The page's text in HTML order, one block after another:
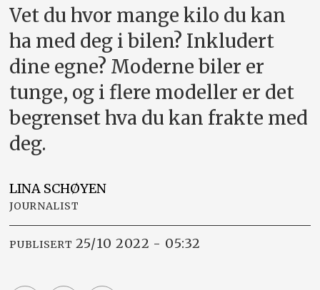
Vet du hvor mange kilo du kan
ha med deg i bilen? Inkludert
dine egne? Moderne biler er
tunge, og i flere modeller er det
begrenset hva du kan frakte med
deg.
LINA SCHØYEN
JOURNALIST
PUBLISERT 25/10 2022 - 05:32